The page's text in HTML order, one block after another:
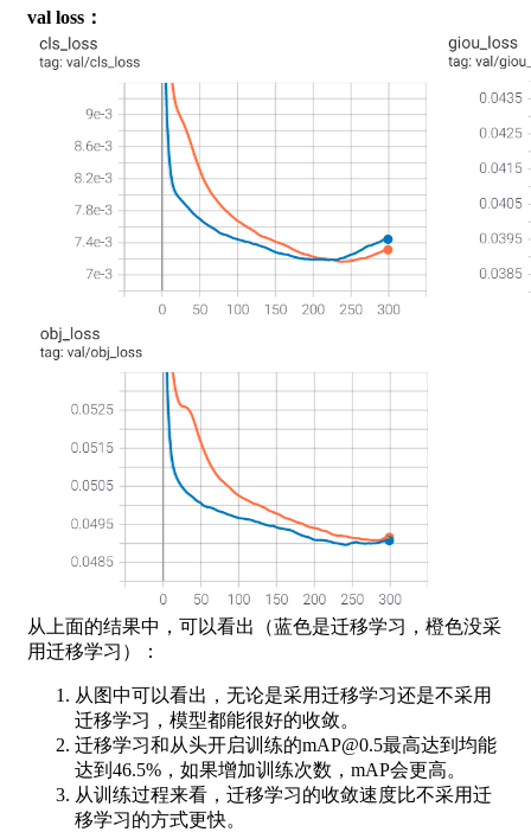
val loss：
从上面的结果中，可以看出（蓝色是迁移学习，橙色没采
用迁移学习）：
从图中可以看出，无论是采用迁移学习还是不采用
迁移学习，模型都能很好的收敛。
迁移学习和从头开启训练的mAP@0.5最高达到均能
达到46.5%，如果增加训练次数，mAP会更高。
从训练过程来看，迁移学习的收敛速度比不采用迁
移学习的方式更快。